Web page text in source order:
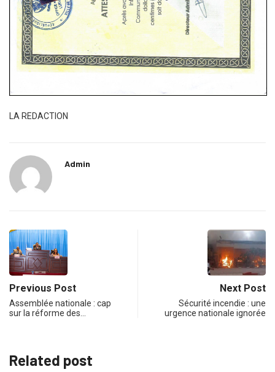
LA REDACTION
Admin
Previous Post
Assemblée nationale : cap
sur la réforme des…
Next Post
Sécurité incendie : une
urgence nationale ignorée
Related post